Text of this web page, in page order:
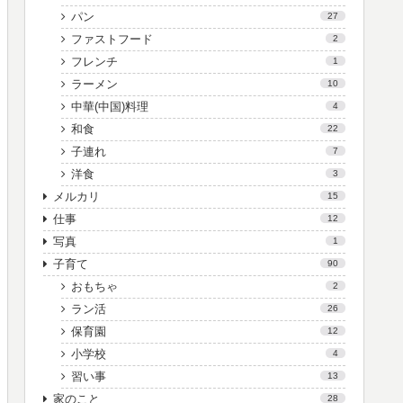
パン 27
ファストフード 2
フレンチ 1
ラーメン 10
中華(中国)料理 4
和食 22
子連れ 7
洋食 3
メルカリ 15
仕事 12
写真 1
子育て 90
おもちゃ 2
ラン活 26
保育園 12
小学校 4
習い事 13
家のこと 28